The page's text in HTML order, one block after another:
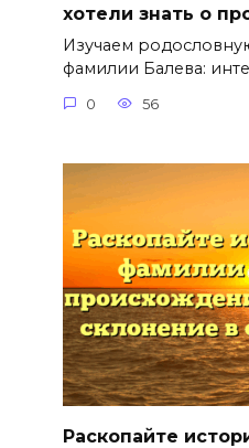
хотели знать о
Изучаем
фамилии Балева:
0 56
Раскопайте